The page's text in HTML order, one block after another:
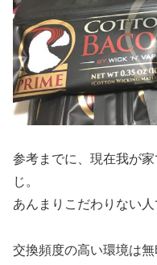
参考までに、現在我が
じ。
あんまりこだわりない人
交換頻度の高い環境は